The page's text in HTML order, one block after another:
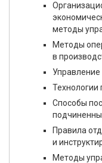
методы
Методы
в
Управление
Технологии
Способы
Правила
и
Методы